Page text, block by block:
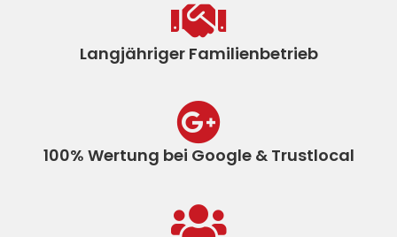
Langjähriger Familienbetrieb
100% Wertung bei Google & Trustlocal